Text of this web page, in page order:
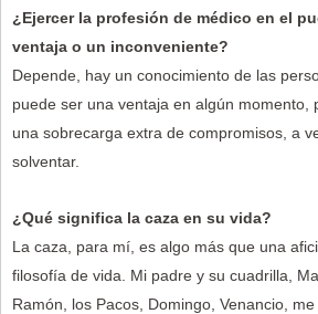
¿Ejercer la profesión de médico en el
ventaja o un inconveniente?
Depende, hay un conocimiento de las
puede ser una ventaja en algún momento,
una sobrecarga extra de compromisos, a
solventar.
¿Qué significa la caza en su vida?
La caza, para mí, es algo más que una
filosofía de vida. Mi padre y su cuadrilla,
Ramón, los Pacos, Domingo, Venancio,